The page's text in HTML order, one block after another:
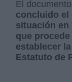
El
concluido el
situación en
que
establecer
Estatuto de